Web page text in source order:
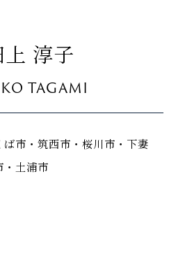
上 淳子
TAGAMI
ば市・筑西市・桜川市・下妻
・土浦市